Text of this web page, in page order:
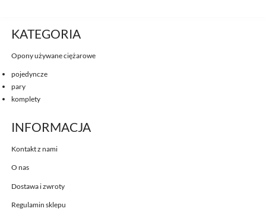
KATEGORIA
Opony używane ciężarowe
pojedyncze
pary
komplety
INFORMACJA
Kontakt z nami
O nas
Dostawa i zwroty
Regulamin sklepu